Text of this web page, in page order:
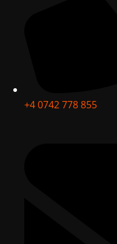
+4 0742 778 855